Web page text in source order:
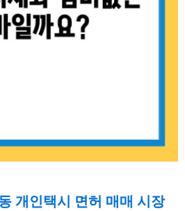
개인택시 면허 매매 시장